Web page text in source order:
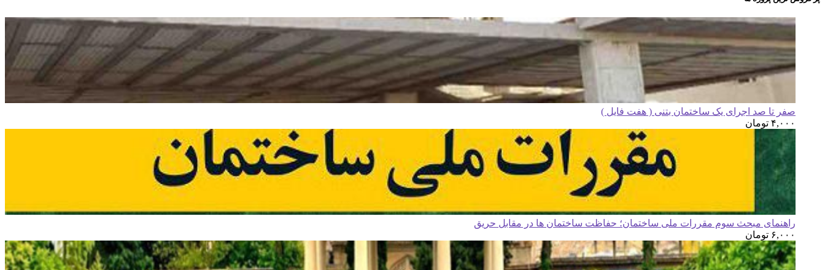
صفر تا صد اجرای یک ساختمان بتنی ( هفت فایل )
۴,۰۰۰ تومان
راهنمای مبحث سوم مقررات ملی ساختمان؛ حفاظت ساختمان ها در مقابل حریق
۶,۰۰۰ تومان